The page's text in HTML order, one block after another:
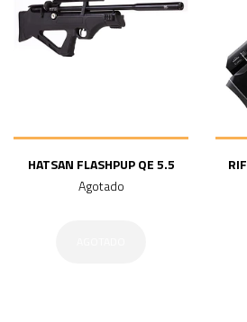
HATSAN FLASHPUP QE 5.5
Agotado